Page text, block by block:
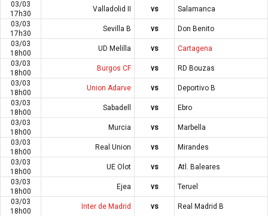
03/03
17h30
Valladolid II vs
Salamanca
03/03
17h30
Sevilla B vs
Don Benito
03/03
18h00
UD Melilla vs
Cartagena
03/03
18h00
Burgos CF vs
RD Bouzas
03/03
18h00
Union Adarve vs
Deportivo B
03/03
18h00
Sabadell vs
Ebro
03/03
18h00
Murcia vs
Marbella
03/03
18h00
Real Union vs
Mirandes
03/03
18h00
UE Olot vs
Atl. Baleares
03/03
18h00
Ejea vs
Teruel
03/03
18h00
Inter de Madrid vs
Real Madrid B